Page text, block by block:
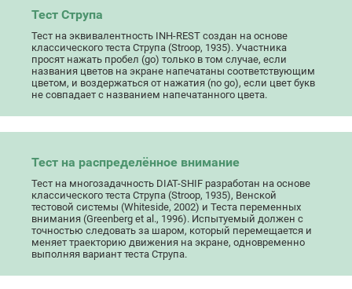
Тест Струпа
Тест на эквивалентность INH-REST создан на основе
классического теста Струпа (Stroop, 1935). Участника
просят нажать пробел (go) только в том случае, если
названия цветов на экране напечатаны соответствующим
цветом, и воздержаться от нажатия (no go), если цвет букв
не совпадает с названием напечатанного цвета.
Тест на распределённое внимание
Тест на многозадачность DIAT-SHIF разработан на основе
классического теста Струпа (Stroop, 1935), Венской
тестовой системы (Whiteside, 2002) и Теста переменных
внимания (Greenberg et al., 1996). Испытуемый должен с
точностью следовать за шаром, который перемещается и
меняет траекторию движения на экране, одновременно
выполняя вариант теста Струпа.